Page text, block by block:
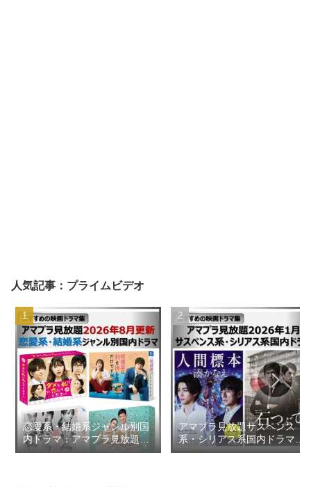
人気記事：プライムビデオ
恋愛系・結婚系ジャンル別国
内ドラマ：アマプラ見放題
2026年8月更新【おすすめの
アマプラ見放題サスペンス
系・シリアス系国内ドラマ
2026年1月【おすすめの映画